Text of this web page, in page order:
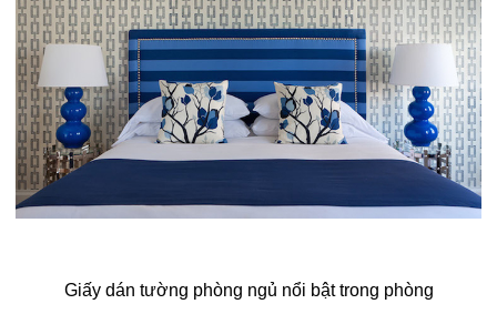
Giấy dán tường phòng ngủ nổi bật trong phòng